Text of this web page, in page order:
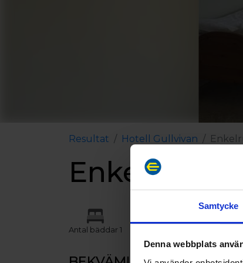
Samtycke
Denna webbplats
Resultat Hotell Gullvivan
Enkelrum
Antal bäddar 1